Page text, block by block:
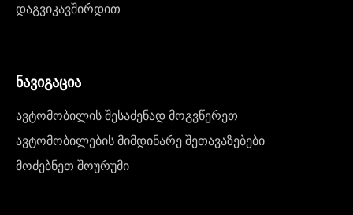
დაგვიკავშირდით
ნავიგაცია
ავტომობილის შესაძენად მოგვწერეთ
ავტომობილების მიმდინარე შეთავაზებები
მოძებნეთ შოურუმი